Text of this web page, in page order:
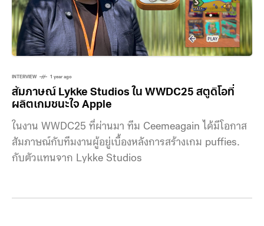
INTERVIEW 1 year ago
สัมภาษณ์ Lykke Studios ใน WWDC25 สตูดิโอที่
ผลิตเกมชนะใจ Apple
ในงาน WWDC25 ที่ผ่านมา ทีม Ceemeagain ได้มีโอกาส
สัมภาษณ์กับทีมงานผู้อยู่เบื้องหลังการสร้างเกม puffies.
กับตัวแทนจาก Lykke Studios